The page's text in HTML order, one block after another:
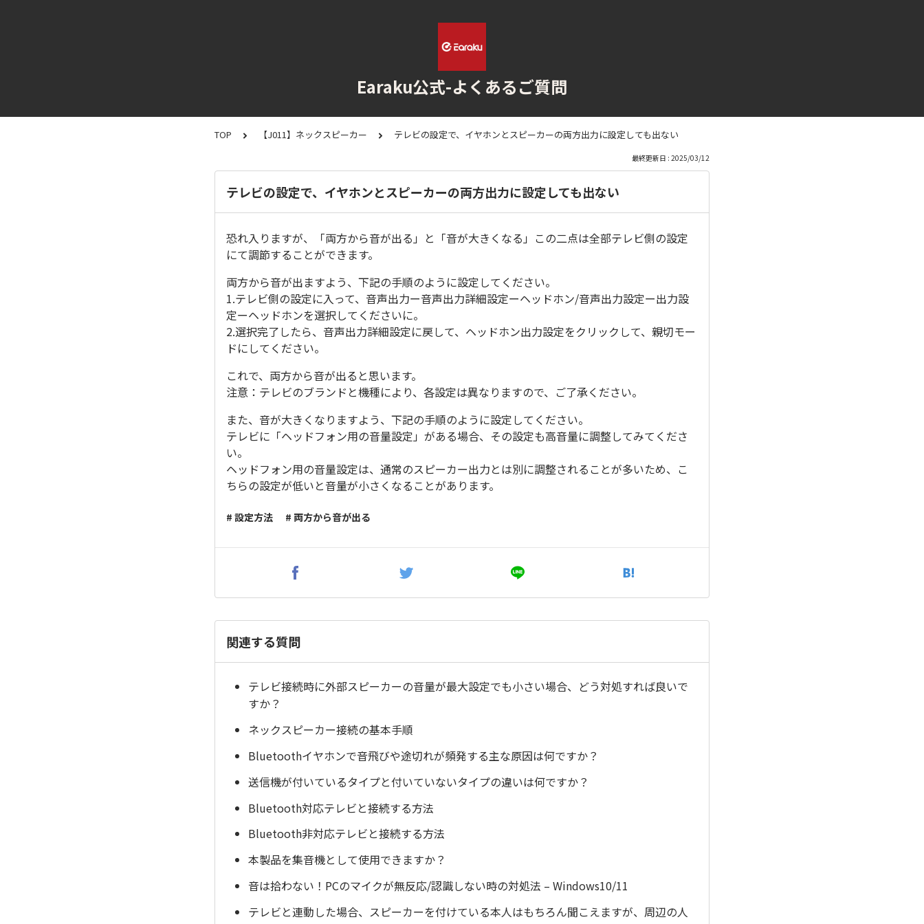
Earaku公式-よくあるご質問
TOP 【J011】ネックスピーカー テレビの設定で、イヤホンとスピーカーの両方出力に設定しても出ない
最終更新日 : 2025/03/12
テレビの設定で、イヤホンとスピーカーの両方出力に設定しても出ない
恐れ入りますが、「両方から音が出る」と「音が大きくなる」この二点は全部テレビ側の設定
にて調節することができます。
両方から音が出ますよう、下記の手順のように設定してください。
1.テレビ側の設定に入って、音声出力ー音声出力詳細設定ーヘッドホン/音声出力設定ー出力設
定ーヘッドホンを選択してくださいに。
2.選択完了したら、音声出力詳細設定に戻して、ヘッドホン出力設定をクリックして、親切モー
ドにしてください。
これで、両方から音が出ると思います。
注意：テレビのブランドと機種により、各設定は異なりますので、ご了承ください。
また、音が大きくなりますよう、下記の手順のように設定してください。
テレビに「ヘッドフォン用の音量設定」がある場合、その設定も高音量に調整してみてくださ
い。
ヘッドフォン用の音量設定は、通常のスピーカー出力とは別に調整されることが多いため、こ
ちらの設定が低いと音量が小さくなることがあります。
# 設定方法 # 両方から音が出る
関連する質問
テレビ接続時に外部スピーカーの音量が最大設定でも小さい場合、どう対処すれば良いで
すか？
ネックスピーカー接続の基本手順
Bluetoothイヤホンで音飛びや途切れが頻発する主な原因は何ですか？
送信機が付いているタイプと付いていないタイプの違いは何ですか？
Bluetooth対応テレビと接続する方法
Bluetooth非対応テレビと接続する方法
本製品を集音機として使用できますか？
音は拾わない！PCのマイクが無反応/認識しない時の対処法 – Windows10/11
テレビと連動した場合、スピーカーを付けている本人はもちろん聞こえますが、周辺の人